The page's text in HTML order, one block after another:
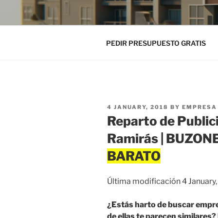
PEDIR PRESUPUESTO GRATIS
POSTED
ON
4 JANUARY, 2018 BY
Reparto de
Ramirás |
Última modificación 4
¿Estás harto de buscar